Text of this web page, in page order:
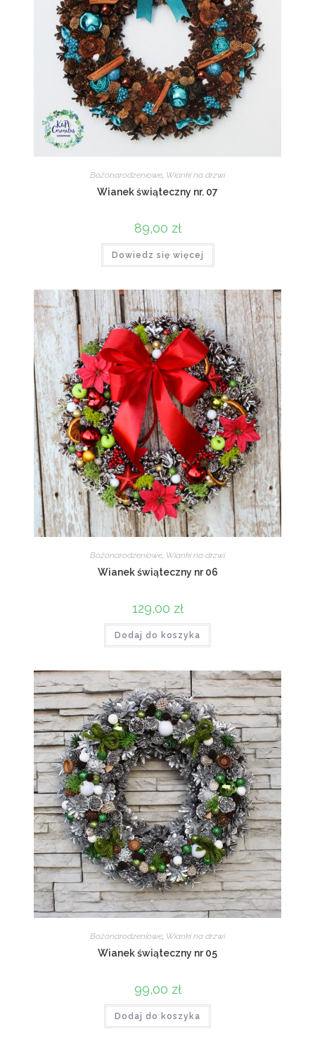
Bożonarodzeniowe Wianki na drzwi
Wianek świąteczny nr. 07
89,00 zł
Dowiedz się więcej
Bożonarodzeniowe, Wianki na drzwi
Wianek świąteczny nr 06
129,00 zł
Dodaj do koszyka
Bożonarodzeniowe Wianki na drzwi
Wianek świąteczny nr 05
99,00 zł
Dodaj do koszyka